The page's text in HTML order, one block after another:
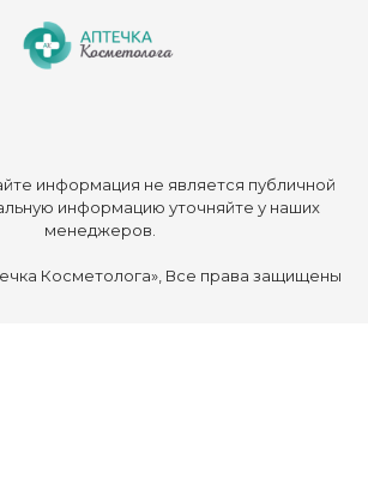
информация не является публичной
информацию уточняйте у наших
менеджеров.
Косметолога», Все права защищены